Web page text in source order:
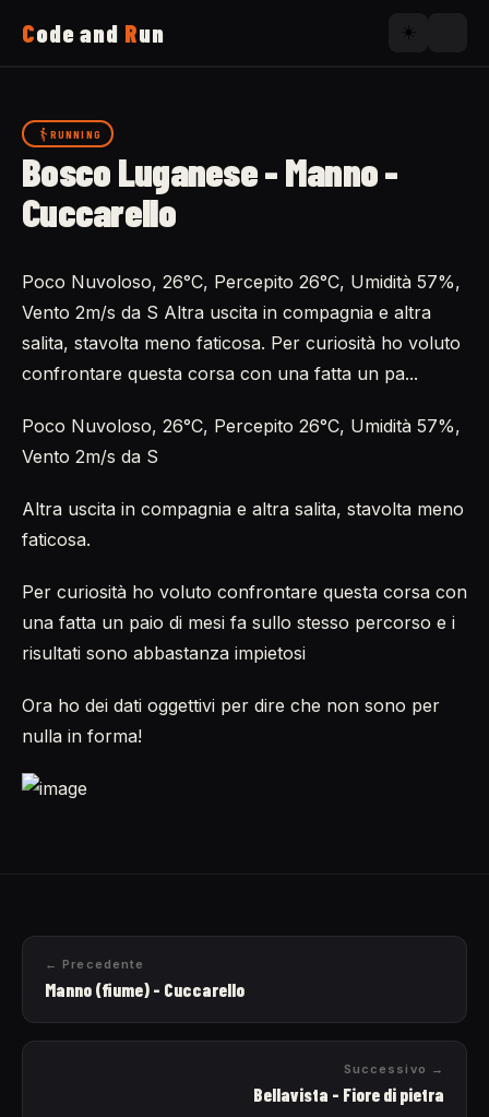
Code and Run ☀️
Running
Now
RUNNING
Bosco Luganese - Manno -
Cuccarello
Poco Nuvoloso, 26°C, Percepito 26°C, Umidità 57%,
Vento 2m/s da S Altra uscita in compagnia e altra
salita, stavolta meno faticosa. Per curiosità ho voluto
confrontare questa corsa con una fatta un pa...
Poco Nuvoloso, 26°C, Percepito 26°C, Umidità 57%,
Vento 2m/s da S
Altra uscita in compagnia e altra salita, stavolta meno
faticosa.
Per curiosità ho voluto confrontare questa corsa con
una fatta un paio di mesi fa sullo stesso percorso e i
risultati sono abbastanza impietosi
Ora ho dei dati oggettivi per dire che non sono per
nulla in forma!
← Precedente
Manno (fiume) - Cuccarello
Successivo →
Bellavista - Fiore di pietra